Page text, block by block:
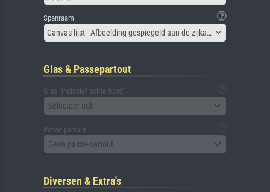
Spanraam
Canvas lijst - Afbeelding gespiegeld aan de zijkant
Glas & Passepartout
Glas (inclusief achterbord)
Selecteer aub
Passe-partout
Geen passe-partout
Diversen & Extra's